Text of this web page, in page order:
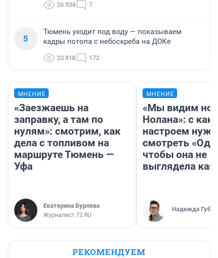
26 534 7
5
Тюмень уходит под воду — показываем
кадры потопа с небоскреба на ДОКе
23 818 172
МНЕНИЕ
«Заезжаешь на
заправку, а там по
нулям»: смотрим, как
дела с топливом на
маршруте Тюмень —
Уфа
Екатерина Бурлева
Журналист 72.RU
МНЕНИЕ
«Мы видим
Нолана»: с
настроем
смотреть
чтобы она не
выглядела как
Надежда
РЕКОМЕНДУЕМ